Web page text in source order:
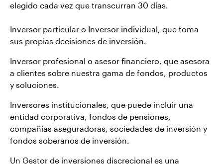
elegido cada vez que transcurran 30 días.
Inversor particular o Inversor individual, que toma
sus propias decisiones de inversión.
Inversor profesional o asesor financiero, que asesora
a clientes sobre nuestra gama de fondos, productos
y soluciones.
Inversores institucionales, que puede incluir una
entidad corporativa, fondos de pensiones,
compañías aseguradoras, sociedades de inversión y
fondos soberanos de inversión.
Un Gestor de inversiones discrecional es una